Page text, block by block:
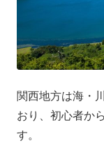
関西地方は海・
おり、初心者か
す。